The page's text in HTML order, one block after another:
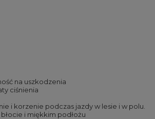
na uszkodzenia
ciśnienia
i korzenie podczas jazdy w lesie i w polu.
i miękkim podłożu